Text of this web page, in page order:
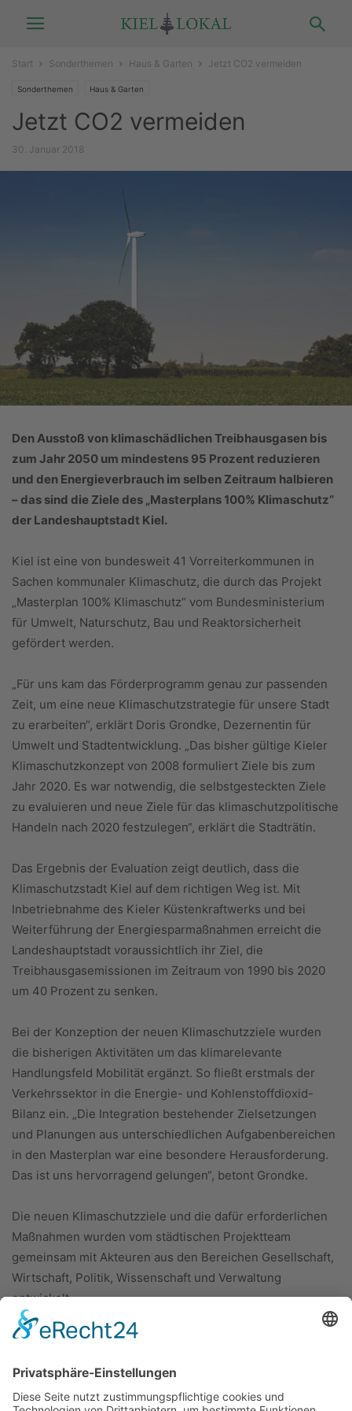
Start Sonderthemen Haus & Garten Jetzt CO2 vermeiden
Sonderthemen Haus & Garten
Jetzt CO2 vermeiden
30. Januar 2018
Den Ausstoß von klimaschädlichen Treibhausgasen bis
zum Jahr 2050 um mindestens 95 Prozent reduzieren
und den Energieverbrauch im selben Zeitraum halbieren
– das sind die Ziele des „Masterplans 100% Klimaschutz“
der Landeshauptstadt Kiel.
Kiel ist eine von bundesweit 41 Vorreiterkommunen in
Sachen kommunaler Klimaschutz, die durch das Projekt
„Masterplan 100% Klimaschutz“ vom Bundesministerium
für Umwelt, Naturschutz, Bau und Reaktorsicherheit
gefördert werden.
„Für uns kam das Förderprogramm genau zur passenden
Zeit, um eine neue Klimaschutzstrategie für unsere Stadt
zu erarbeiten“, erklärt Doris Grondke, Dezernentin für
Umwelt und Stadtentwicklung. „Das bisher gültige Kieler
Klimaschutzkonzept von 2008 formuliert Ziele bis zum
Jahr 2020. Es war notwendig, die selbstgesteckten Ziele
zu evaluieren und neue Ziele für das klimaschutzpolitische
Handeln nach 2020 festzulegen“, erklärt die Stadträtin.
Das Ergebnis der Evaluation zeigt deutlich, dass die
Klimaschutzstadt Kiel auf dem richtigen Weg ist. Mit
Inbetriebnahme des Kieler Küstenkraftwerks und bei
Weiterführung der Energiesparmaßnahmen erreicht die
Landeshauptstadt voraussichtlich ihr Ziel, die
Treibhausgasemissionen im Zeitraum von 1990 bis 2020
um 40 Prozent zu senken.
Bei der Konzeption der neuen Klimaschutzziele wurden
die bisherigen Aktivitäten um das klimarelevante
Handlungsfeld Mobilität ergänzt. So fließt erstmals der
Verkehrssektor in die Energie- und Kohlenstoffdioxid-
Bilanz ein. „Die Integration bestehender Zielsetzungen
und Planungen aus unterschiedlichen Aufgabenbereichen
in den Masterplan war eine besondere Herausforderung.
Das ist uns hervorragend gelungen“, betont Grondke.
Die neuen Klimaschutzziele und die dafür erforderlichen
Maßnahmen wurden vom städtischen Projektteam
gemeinsam mit Akteuren aus den Bereichen Gesellschaft,
Wirtschaft, Politik, Wissenschaft und Verwaltung
entwickelt.